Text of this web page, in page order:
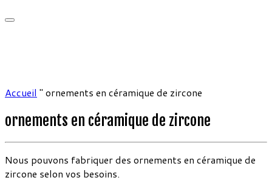
Accueil " ornements en céramique de zircone
ornements en céramique de zircone
Nous pouvons fabriquer des ornements en céramique de
zircone selon vos besoins.